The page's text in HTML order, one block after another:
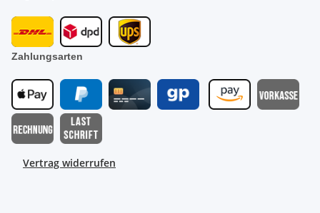
Zahlungsarten
Vertrag widerrufen